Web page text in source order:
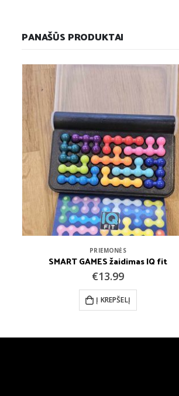
PANAŠŪS PRODUKTAI
PRIEMONĖS
SKAITYMO SUNKUMŲ PREVENCIJA
€37.99
Į KREPŠELĮ